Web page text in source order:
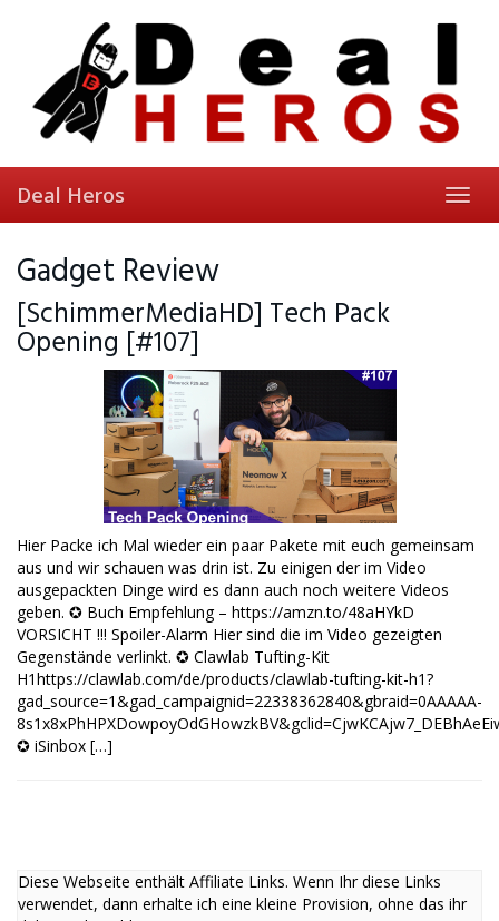
Deal Heros
Gadget Review
[SchimmerMediaHD] Tech Pack
Opening [#107]
Hier Packe ich Mal wieder ein paar Pakete mit euch gemeinsam
aus und wir schauen was drin ist. Zu einigen der im Video
ausgepackten Dinge wird es dann auch noch weitere Videos
geben. ✪ Buch Empfehlung – https://amzn.to/48aHYkD
VORSICHT !!! Spoiler-Alarm Hier sind die im Video gezeigten
Gegenstände verlinkt. ✪ Clawlab Tufting-Kit
H1https://clawlab.com/de/products/clawlab-tufting-kit-h1?
gad_source=1&gad_campaignid=22338362840&gbraid=0AAAAA-
✪ iSinbox […]
Diese Webseite enthält Affiliate Links. Wenn Ihr diese Links
verwendet, dann erhalte ich eine kleine Provision, ohne das ihr